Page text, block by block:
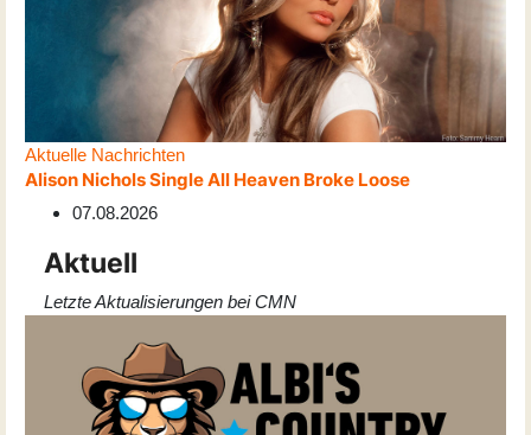
Aktuelle Nachrichten
Alison Nichols Single All Heaven Broke Loose
07.08.2026
Aktuell
Letzte Aktualisierungen bei CMN